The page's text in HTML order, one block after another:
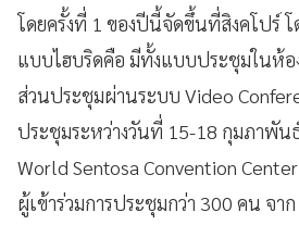
โดยครั้งที่ 1 ของปีนี้จัดขึ้นที่สิงคโปร์
แบบไฮบริดคือ มีทั้งแบบประชุมในห้อ
ส่วนประชุมผ่านระบบ Video
ประชุมระหว่างวันที่ 15-18 กุมภาพั
World Sentosa Convention
ผู้เข้าร่วมการประชุมกว่า 300 คน จา